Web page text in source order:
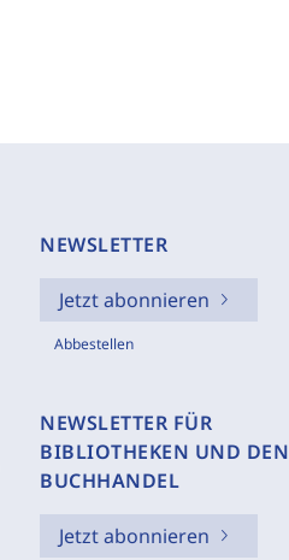
NEWSLETTER
Jetzt abonnieren
Abbestellen
NEWSLETTER FÜR
BIBLIOTHEKEN UND DEN
BUCHHANDEL
Jetzt abonnieren